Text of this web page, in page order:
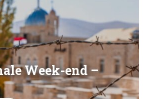
Week-end –